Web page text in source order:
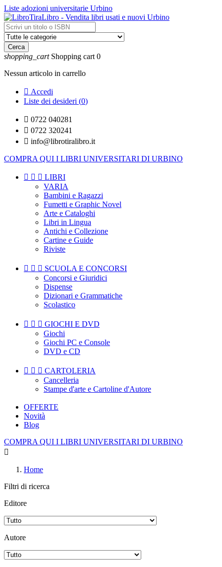
Liste adozioni universitarie Urbino
Cerca
shopping_cart Shopping cart 0
Nessun articolo in carrello
 Accedi
Liste dei desideri (0)
 0722 040281
 0722 320241
 info@librotiralibro.it
COMPRA QUI I LIBRI UNIVERSITARI DI URBINO
   LIBRI
VARIA
Bambini e Ragazzi
Fumetti e Graphic Novel
Arte e Cataloghi
Libri in Lingua
Antichi e Collezione
Cartine e Guide
Riviste
   SCUOLA E CONCORSI
Concorsi e Giuridici
Dispense
Dizionari e Grammatiche
Scolastico
   GIOCHI E DVD
Giochi
Giochi PC e Console
DVD e CD
   CARTOLERIA
Cancelleria
Stampe d'arte e Cartoline d'Autore
OFFERTE
Novità
Blog
COMPRA QUI I LIBRI UNIVERSITARI DI URBINO

Home
Filtri di ricerca
Editore
Autore